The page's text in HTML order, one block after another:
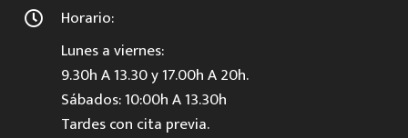
Horario:
Lunes a viernes:
9.30h A 13.30 y 17.00h A 20h.
Sábados: 10:00h A 13.30h
Tardes con cita previa.